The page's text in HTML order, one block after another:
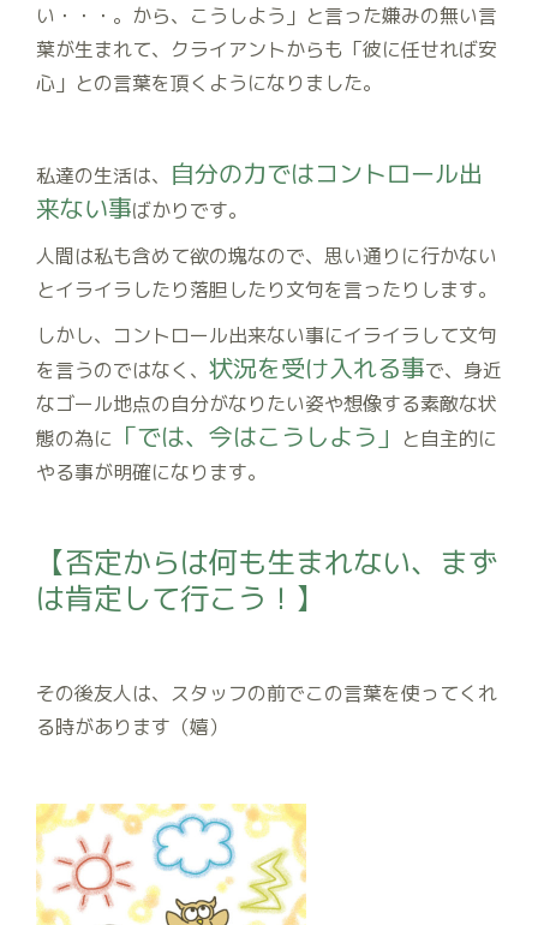
い・・・。から、こうしよう」と言った嫌みの無い言
葉が生まれて、クライアントからも「彼に任せれば安
心」との言葉を頂くようになりました。
私達の生活は、 自分の力ではコントロール出
来ない事ばかりです。
人間は私も含めて欲の塊なので、思い通りに行かない
とイライラしたり落胆したり文句を言ったりします。
しかし、コントロール出来ない事にイライラして文句
を言うのではなく、 状況を受け入れる事で、身近
なゴール地点の自分がなりたい姿や想像する素敵な状
態の為に 「では、今はこうしよう」 と自主的に
やる事が明確になります。
【否定からは何も生まれない、まず
は肯定して行こう！】
その後友人は、スタッフの前でこの言葉を使ってくれ
る時があります（嬉）